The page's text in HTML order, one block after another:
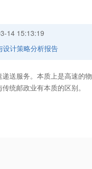
14 15:13:19
设计策略分析报告
送服务。本质上是高速的
统邮政业有本质的区别。